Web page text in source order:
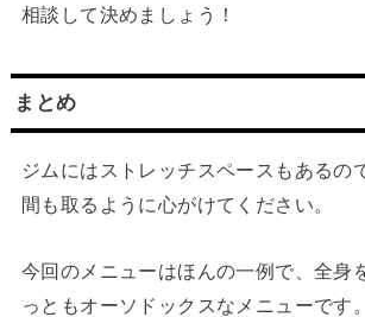
相談して決めましょう！
まとめ
ジムにはストレッチスペースもあるの
間も取るように心がけてください。
今回のメニューはほんの一例で、全身
っともオーソドックスなメニューです。